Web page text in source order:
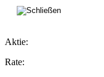
Aktie:
Rate: